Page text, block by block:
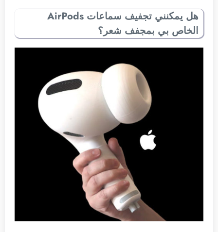
هل يمكنني تجفيف سماعات AirPods
الخاص بي بمجفف شعر؟